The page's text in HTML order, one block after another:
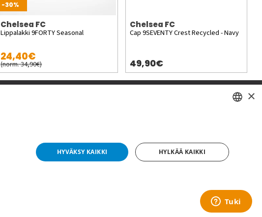
-30%
Chelsea FC
Lippalakki 9FORTY Seasonal
24,40€
(norm. 34,90€)
Chelsea FC
Cap 9SEVENTY Crest Recycled - Navy
49,90€
NO
×
HYVÄKSY KAIKKI HYLKÄÄ KAIKKI